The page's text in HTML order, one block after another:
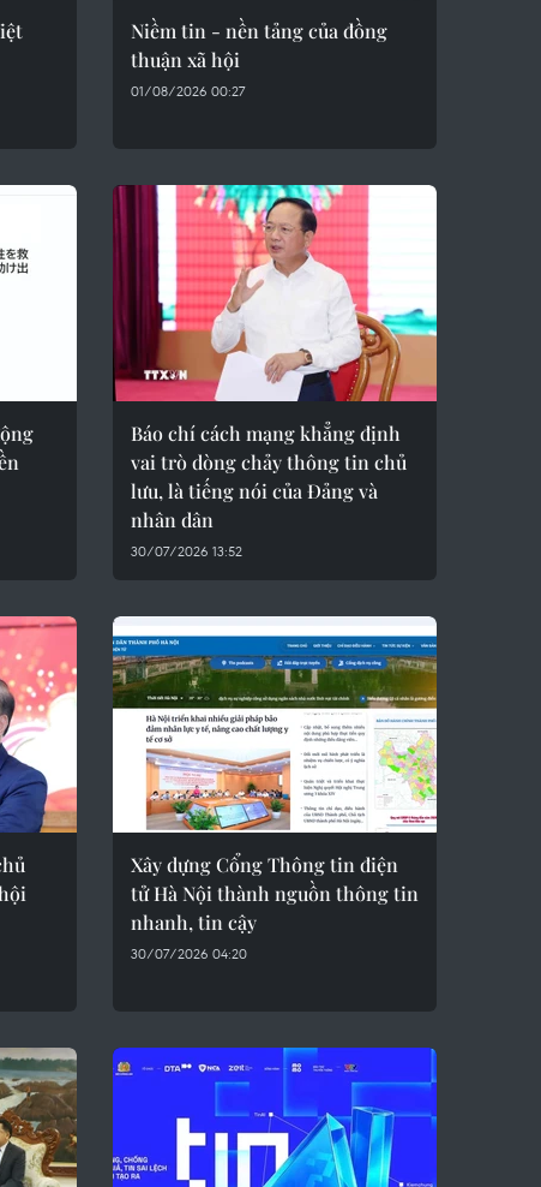
Niềm tin - nền tảng của đồng
thuận xã hội
01/08/2026 00:27
Báo chí cách mạng khẳng định
vai trò dòng chảy thông tin chủ
lưu, là tiếng nói của Đảng và
nhân dân
30/07/2026 13:52
Xây dựng Cổng Thông tin điện
tử Hà Nội thành nguồn thông tin
nhanh, tin cậy
30/07/2026 04:20